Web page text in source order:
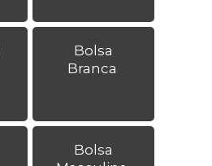
Bolsa
Branca
Bolsa